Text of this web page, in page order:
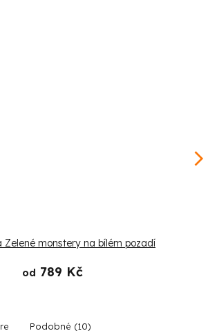
Zelené monstery na bílém pozadí
od 789 Kč
Podobné (10)